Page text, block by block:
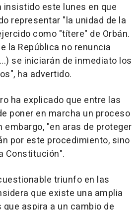
insistido este lunes en que
representar "la unidad de la
como "títere" de Orbán.
la República no renuncia
se iniciarán de inmediato los
ha advertido.
ha explicado que entre las
poner en marcha un proceso
embargo, "en aras de proteger
por este procedimiento, sino
Constitución".
triunfo en las
que existe una amplia
aspira a un cambio de